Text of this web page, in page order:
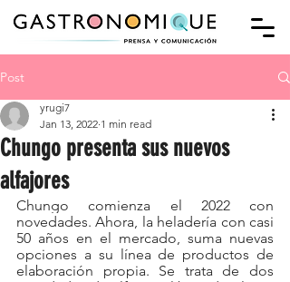
Post
Chungo presenta sus nuevos
alfajores
yrugi7
Jan 13, 2022 1 min read
Chungo comienza el 2022 con
novedades. Ahora, la heladería con casi
50 años en el mercado, suma nuevas
opciones a su línea de productos de
elaboración propia. Se trata de dos